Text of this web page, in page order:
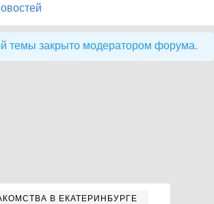
темы закрыто модератором форума.
В ЕКАТЕРИНБУРГЕ